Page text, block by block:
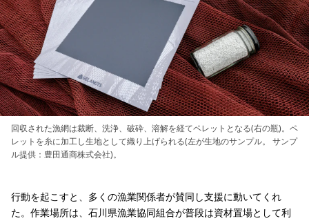
回収された漁網は裁断、洗浄、破砕、溶解を経てペレットとなる(右の瓶)。ペ
レットを糸に加工し生地として織り上げられる(左が生地のサンプル。 サンプ
ル提供：豊田通商株式会社)。
行動を起こすと、多くの漁業関係者が賛同し支援に動いてくれ
た。作業場所は、石川県漁業協同組合が普段は資材置場として利